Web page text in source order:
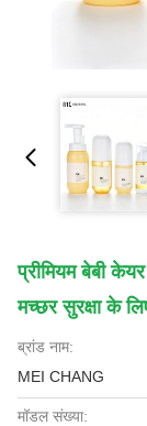
प्रीमियम बेबी
मच्छर सुरक्षा के
ब्रांड नाम:
MEI CHANG
मॉडल संख्या: